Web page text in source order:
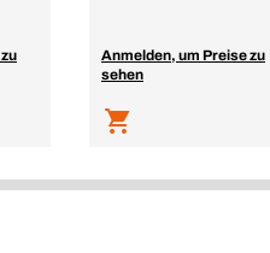
Anmelden, um Preise zu
sehen